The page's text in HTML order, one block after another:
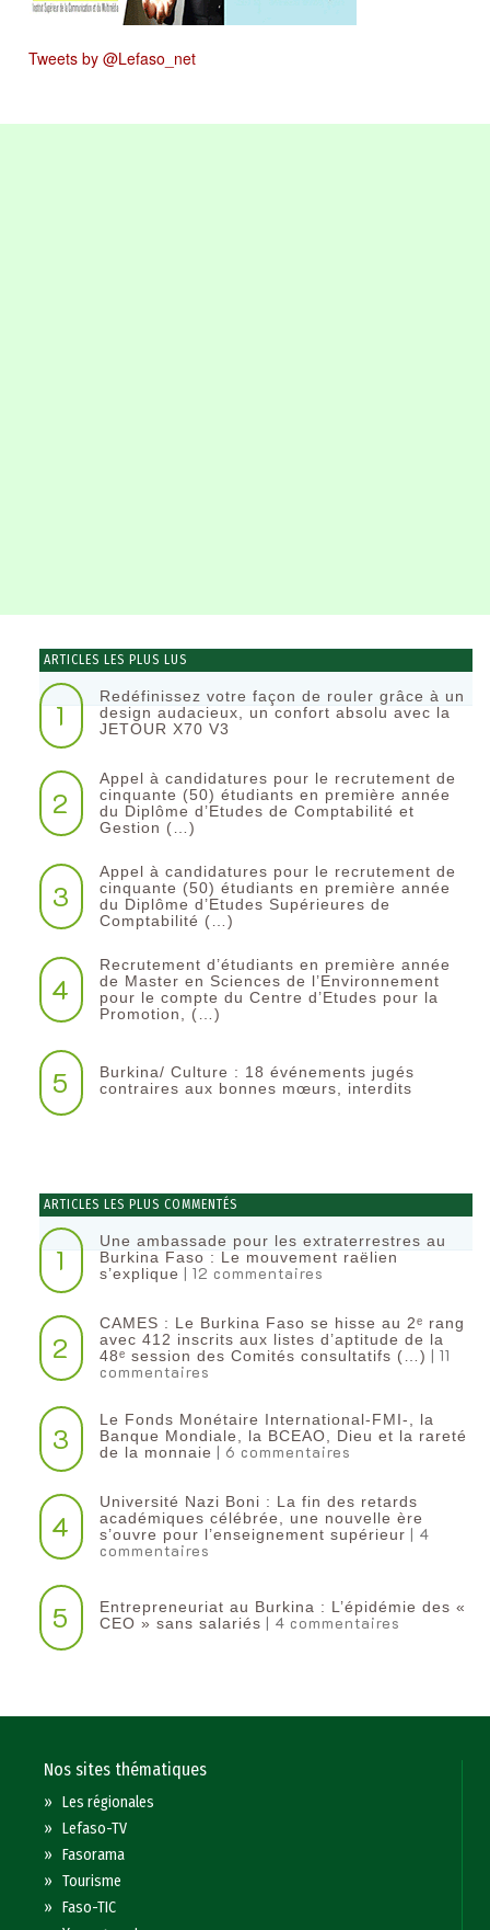
Tweets by @Lefaso_net
ARTICLES LES PLUS LUS
1
Redéfinissez votre façon de rouler grâce à un
design audacieux, un confort absolu avec la
JETOUR X70 V3
2
Appel à candidatures pour le recrutement de
cinquante (50) étudiants en première année
du Diplôme d’Etudes de Comptabilité et
Gestion (…)
3
Appel à candidatures pour le recrutement de
cinquante (50) étudiants en première année
du Diplôme d’Etudes Supérieures de
Comptabilité (…)
4
Recrutement d’étudiants en première année
de Master en Sciences de l’Environnement
pour le compte du Centre d’Etudes pour la
Promotion, (…)
5
Burkina/ Culture : 18 événements jugés
contraires aux bonnes mœurs, interdits
ARTICLES LES PLUS COMMENTÉS
1
Une ambassade pour les extraterrestres au
Burkina Faso : Le mouvement raëlien
s’explique | 12 commentaires
2
CAMES : Le Burkina Faso se hisse au 2ᵉ rang
avec 412 inscrits aux listes d’aptitude de la
48ᵉ session des Comités consultatifs (…) | 11
commentaires
3
Le Fonds Monétaire International-FMI-, la
Banque Mondiale, la BCEAO, Dieu et la rareté
de la monnaie | 6 commentaires
4
Université Nazi Boni : La fin des retards
académiques célébrée, une nouvelle ère
s’ouvre pour l’enseignement supérieur | 4
commentaires
5
Entrepreneuriat au Burkina : L’épidémie des «
CEO » sans salariés | 4 commentaires
Nos sites thématiques
»Les régionales
»Lefaso-TV
»Fasorama
»Tourisme
»Faso-TIC